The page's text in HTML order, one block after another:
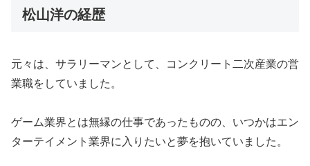
松山洋の経歴
元々は、サラリーマンとして、コンクリート二次産業の営
業職をしていました。
ゲーム業界とは無縁の仕事であったものの、いつかはエン
ターテイメント業界に入りたいと夢を抱いていました。